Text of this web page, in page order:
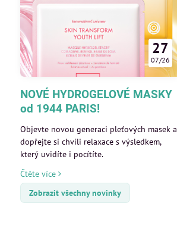
27
07/26
NOVÉ HYDROGELOVÉ MASKY
od 1944 PARIS!
Objevte novou generaci pleťových masek a
dopřejte si chvíli relaxace s výsledkem,
který uvidíte i pocítíte.
Čtěte více
Zobrazit všechny novinky